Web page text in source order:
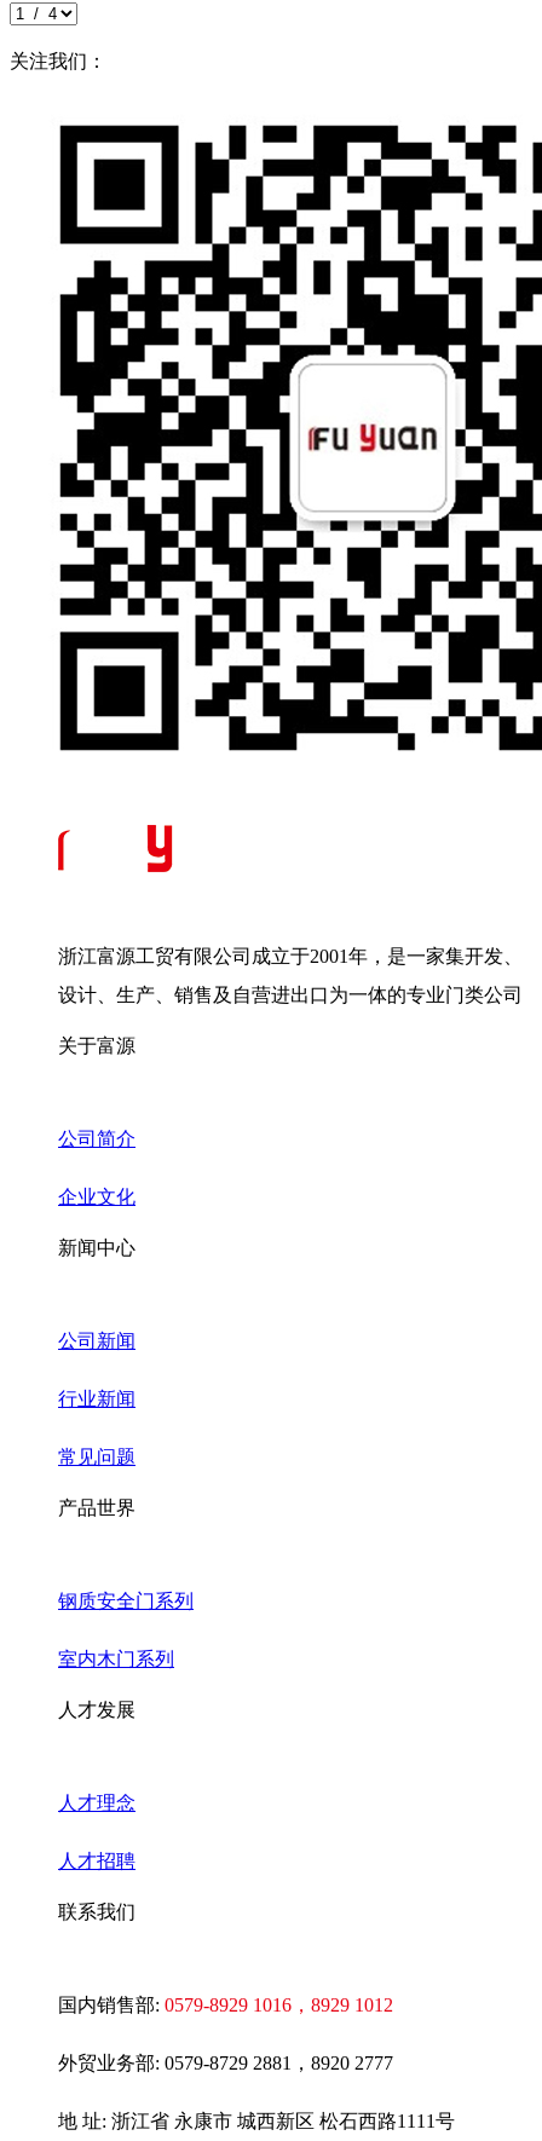
关注我们：
浙江富源工贸有限公司成立于2001年，是一家集开发、
设计、生产、销售及自营进出口为一体的专业门类公司
关于富源
公司简介
企业文化
新闻中心
公司新闻
行业新闻
常见问题
产品世界
钢质安全门系列
室内木门系列
人才发展
人才理念
人才招聘
联系我们
国内销售部: 0579-8929 1016 ，8929 1012
外贸业务部: 0579-8729 2881，8920 2777
地 址: 浙江省 永康市 城西新区 松石西路1111号